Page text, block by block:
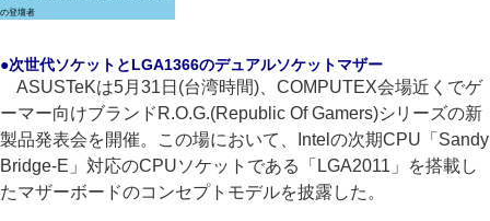
の登壇者
●次世代ソケットとLGA1366のデュアルソケットマザー
ASUSTeKは5月31日(台湾時間)、COMPUTEX会場近くでゲ
ーマー向けブランドR.O.G.(Republic Of Gamers)シリーズの新
製品発表会を開催。この場において、Intelの次期CPU「Sandy
Bridge-E」対応のCPUソケットである「LGA2011」を搭載し
たマザーボードのコンセプトモデルを披露した。